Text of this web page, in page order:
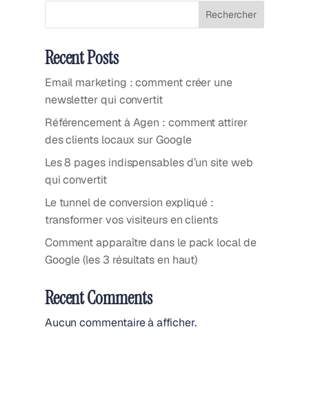
Rechercher
Recent Posts
Email marketing : comment créer une
newsletter qui convertit
Référencement à Agen : comment attirer
des clients locaux sur Google
Les 8 pages indispensables d’un site web
qui convertit
Le tunnel de conversion expliqué :
transformer vos visiteurs en clients
Comment apparaître dans le pack local de
Google (les 3 résultats en haut)
Recent Comments
Aucun commentaire à afficher.